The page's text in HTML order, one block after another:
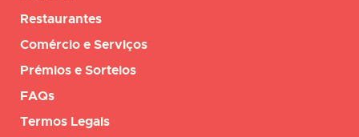
Restaurantes
Comércio e Serviços
Prémios e Sorteios
FAQs
Termos Legais